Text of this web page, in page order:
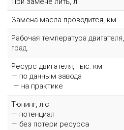
Замена масла проводится, км
Рабочая температура двигателя,
град.
Ресурс двигателя, тыс. км
— по данным завода
— на практике
Тюнинг, л.с.
— потенциал
— без потери ресурса